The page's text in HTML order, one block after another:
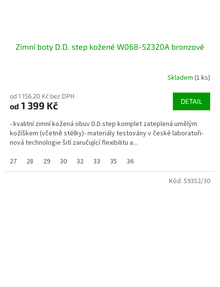
Zimní boty D.D. step kožené W068-52320A bronzové
Skladem (1 ks)
od 1 156,20 Kč bez DPH
od 1 399 Kč DETAIL
- kvalitní zimní kožená obuv D.D.step komplet zateplená umělým
kožíškem (včetně stélky)- materiály testovány v české laboratoři-
nová technologie šití zaručující flexibilitu a...
27
28 29 30 32 33 35 36
Kód: 59352/30